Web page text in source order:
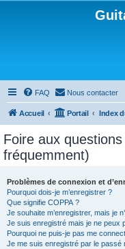
FAQ Nous contacter
Accueil Portail Index
Foire aux
fréquemment)
Problèmes de connexion et
Pourquoi dois-je m’enregistrer ?
Que signifie COPPA ?
Je souhaite m’enregistrer, mais je
Je suis enregistré mais je ne peux
Pourquoi ne puis-je pas me
Je me suis enregistré par le passé